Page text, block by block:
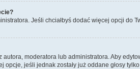
Jeśli chciałbyś dodać więcej opcji do
moderatora lub administratora. Aby
opcje, jeśli jednak zostały już oddane głosy